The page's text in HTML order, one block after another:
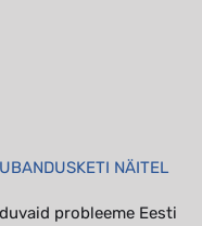
NÄITEL
probleeme Eesti